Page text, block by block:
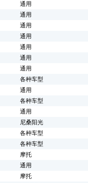
通用
通用
通用
通用
通用
通用
通用
各种车型
通用
各种车型
通用
尼桑阳光
各种车型
各种车型
摩托
通用
摩托